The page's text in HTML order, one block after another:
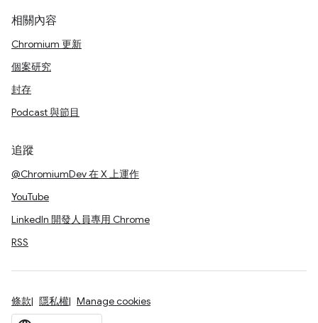
相關內容
Chromium 更新
個案研究
封存
Podcast 與節目
追蹤
@ChromiumDev 在 X 上運作
YouTube
LinkedIn 開發人員專用 Chrome
RSS
條款 隱私權 Manage cookies